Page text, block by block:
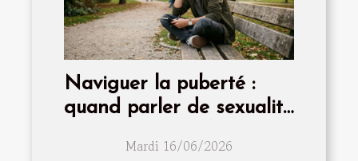
Naviguer la puberté :
quand parler de sexualité
Mardi 16/06/2026